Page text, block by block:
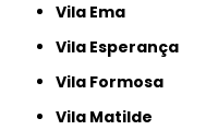
Vila Ema
Vila Esperança
Vila Formosa
Vila Matilde